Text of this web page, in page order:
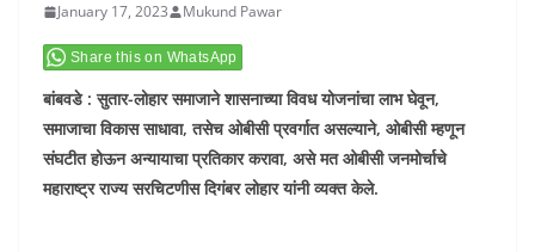
January 17, 2023 Mukund Pawar
Share this on WhatsApp
बांबवडे : सुतार-लोहार समाजाने शासनाच्या विवध योजनांचा लाभ घेवून,
समाजाचा विकास साधावा, तसेच ओबीसी प्रवर्गात असल्याने, ओबीसी म्हणून
संघटीत होऊन अन्यायाचा प्रतिकार करावा, असे मत ओबीसी जनमोर्चाचे
महाराष्ट्र राज्य सरचिटणीस दिगंबर लोहार यांनी व्यक्त केले.